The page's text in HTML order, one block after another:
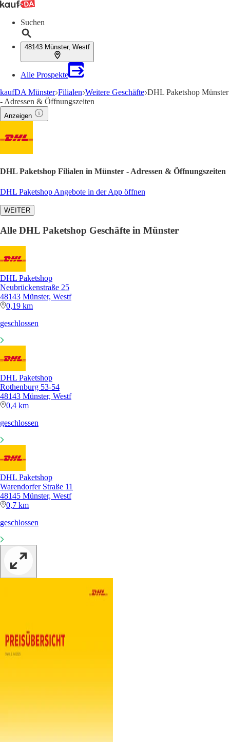
Suchen
48143 Münster, Westf
Alle Prospekte
kaufDA Münster Filialen Weitere Geschäfte DHL Paketshop Münster
- Adressen & Öffnungszeiten
Anzeigen
DHL Paketshop Filialen in Münster - Adressen & Öffnungszeiten
DHL Paketshop Angebote in der App öffnen
WEITER
Alle DHL Paketshop Geschäfte in Münster
DHL Paketshop
Neubrückenstraße 25
48143 Münster, Westf
0,19 km
geschlossen
DHL Paketshop
Rothenburg 53-54
48143 Münster, Westf
0,4 km
geschlossen
DHL Paketshop
Warendorfer Straße 11
48145 Münster, Westf
0,7 km
geschlossen